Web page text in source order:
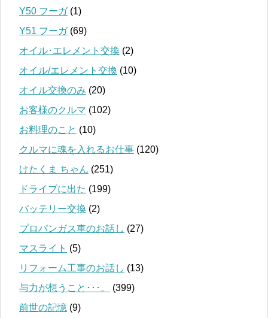
Y50 フーガ(1)
Y51 フーガ(69)
オイル･エレメント交換 (2)
オイル/エレメント交換 (10)
オイル交換のみ (20)
お客様のクルマ (102)
お料理のこと (10)
クルマに魂を入れるお仕事 (120)
けたくま ちゃん (251)
ドライブに出た (199)
バッテリー交換 (2)
プロパンガス車のお話し (27)
マスライト (5)
リフォーム工事のお話し (13)
与力が想うこと･･･。
(399)
前世の記憶 (9)